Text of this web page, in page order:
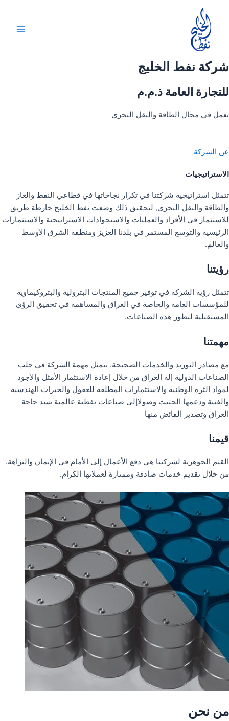
المحتوى
شركة نفط الخليج
للتجارة العامة ذ.م.م
تعمل في مجال الطاقة والنقل البحري
عن الشركة
الاستراتيجيات
تتمثل استراتيجية شركتنا في تكرار نجاحاتها في قطاعي النفط والغاز
والطاقة والنقل البحري, لتحقيق ذلك وضعت نفط الخليج خارطة طريق
للاستثمار في الأفراد والعمليات والاستحواذات الاستراتيجية والاستثمارات
الرئيسية والتوسع المستمر في بلدنا العزيز ومنطقة الشرق الأوسط
والعالم.
رؤيتنا
تتمثل رؤية الشركة في توفير جميع المنتجات البترولية والبتروكيماوية
للمؤسسات العامة والخاصة في العراق والمساهمة في تحقيق الرؤى
المستقبلية لتطور هذه الصناعات.
مهمتنا
مع مصادر التوريد والخدمات الصحيحة. تتمثل مهمة الشركة في جلب
الصناعات الدولية إلة العراق من خلال إعادة الاستثمار الأمثل والأجود
لمواد الثرة الوطنية والاستثمارات المطلقة للعقول والخبرات الهندسية
والفنية ودعمها الحثيث وصولاإلى صناعات نفطية عالمية تسد حاجة
العراق وتصدير الفائض منها
قيمنا
القيم الجوهرية لشركتنا هي دفع الأعمال إلى الأمام في الإيمان والنزاهة.
من خلال تقديم خدمات صادقة وممتازة لعملائها الكرام.
من نحن